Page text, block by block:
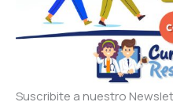
Suscribite a nuestro